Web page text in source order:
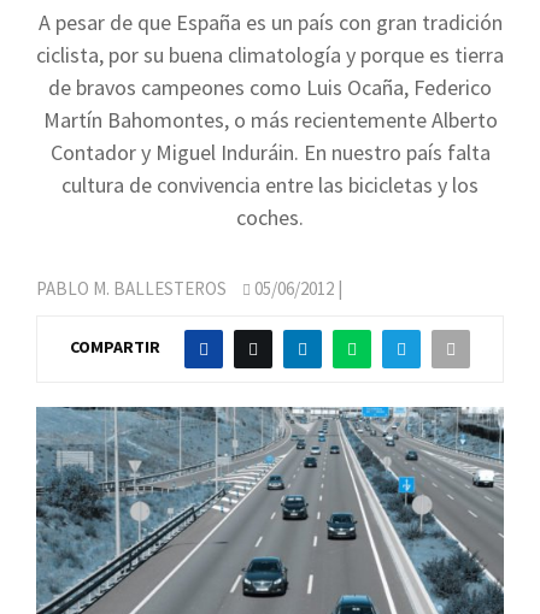
A pesar de que España es un país con gran tradición
ciclista, por su buena climatología y porque es tierra
de bravos campeones como Luis Ocaña, Federico
Martín Bahomontes, o más recientemente Alberto
Contador y Miguel Induráin. En nuestro país falta
cultura de convivencia entre las bicicletas y los
coches.
PABLO M. BALLESTEROS 05/06/2012 |
COMPARTIR